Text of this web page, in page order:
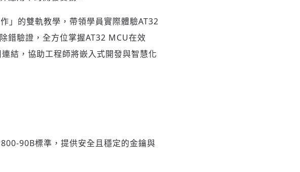
」的雙軌教學，帶領學員實際體驗AT32
錯驗證，全方位掌握AT32 MCU在效
結，協助工程師將嵌入式開發與智慧化
90B標準，提供安全且穩定的金鑰與